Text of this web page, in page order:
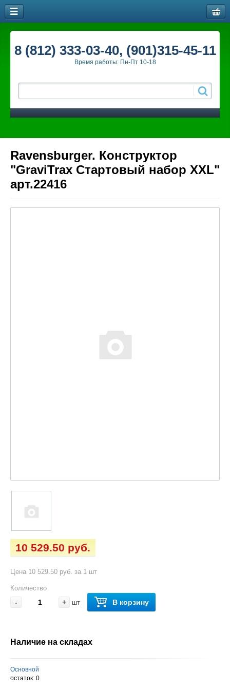
8 (812) 333-03-40, (901)315-45-11
Время работы: Пн-Пт 10-18
Ravensburger. Конструктор
"GraviTrax Стартовый набор XXL"
арт.22416
10 529.50 руб.
Цена 10 529.50 руб. за 1 шт
Количество
- + шт В корзину
Наличие на складах
Основной
остаток: 0